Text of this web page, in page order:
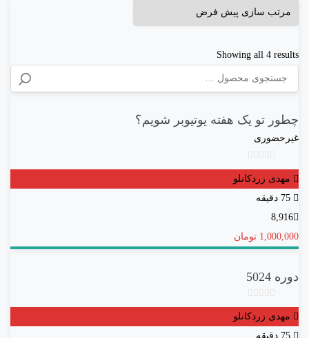
Showing all 4 results
برای:
چطور تو یک هفته یوتیوبر شویم؟
غیرحضوری
بدون
امتیاز
مهدی زردکانلو
8,916
1,000,000 تومان
دوره 5024
بدون
امتیاز
مهدی زردکانلو